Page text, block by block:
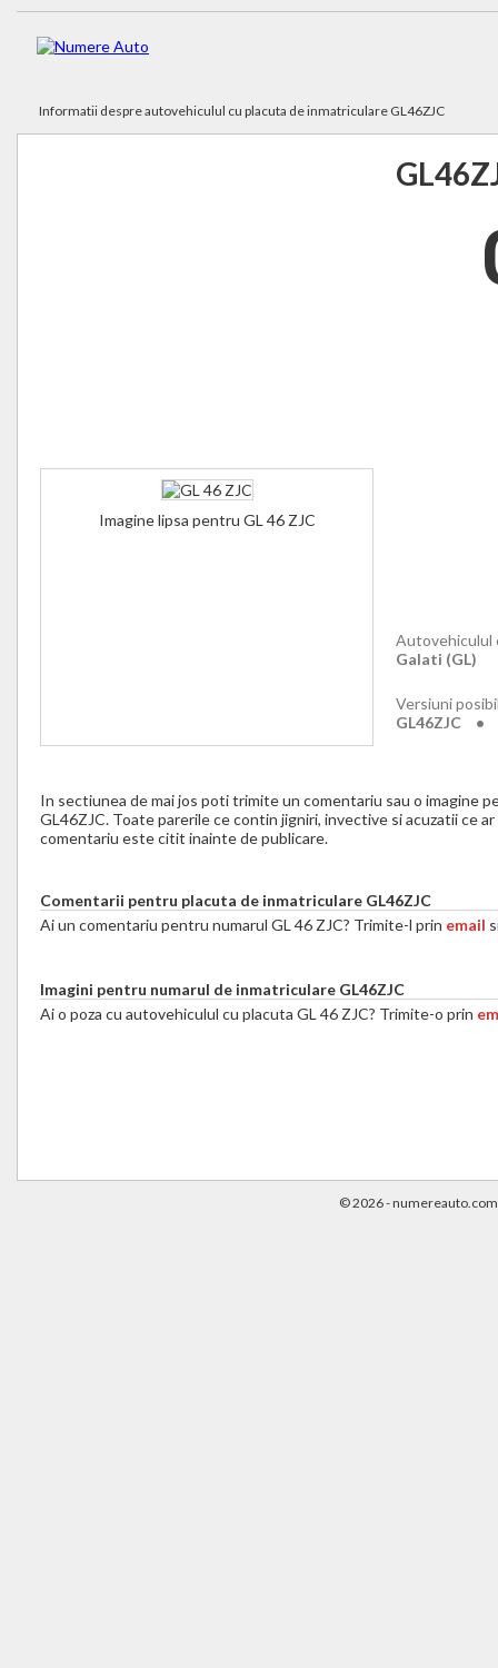
Informatii despre autovehiculul cu placuta de inmatriculare GL46ZJC
Imagine lipsa pentru GL 46 ZJC
Autovehiculul
Galati (GL)
Versiuni
GL46ZJC
•
In sectiunea de mai jos poti trimite un comentariu sau o imagine
GL46ZJC. Toate parerile ce contin jigniri, invective si acuzatii ce
comentariu este citit inainte de publicare.
Comentarii pentru placuta de inmatriculare GL46ZJC
Ai un comentariu pentru numarul GL 46 ZJC? Trimite-l prin email
Imagini pentru numarul de inmatriculare GL46ZJC
Ai o poza cu autovehiculul cu placuta GL 46 ZJC? Trimite-o prin
© 2026 -numereauto.com